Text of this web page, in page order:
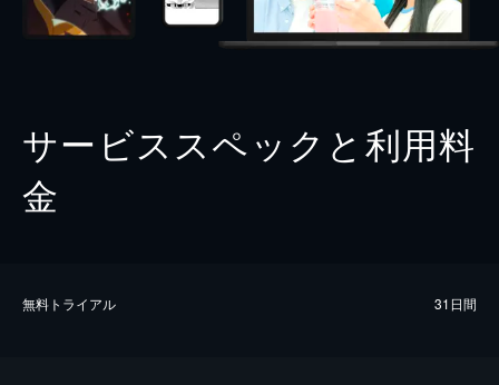
サービススペックと利用料
金
無料トライアル 31日間